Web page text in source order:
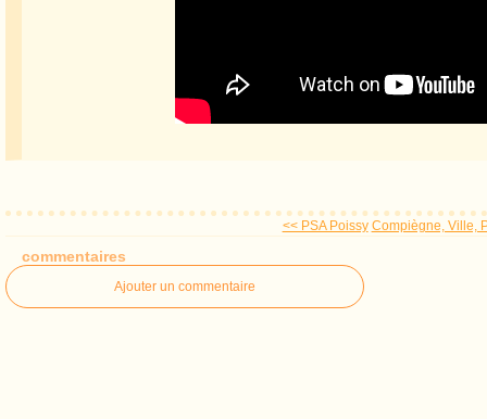
<< PSA Poissy Compiègne, Ville,
commentaires
Ajouter un commentaire